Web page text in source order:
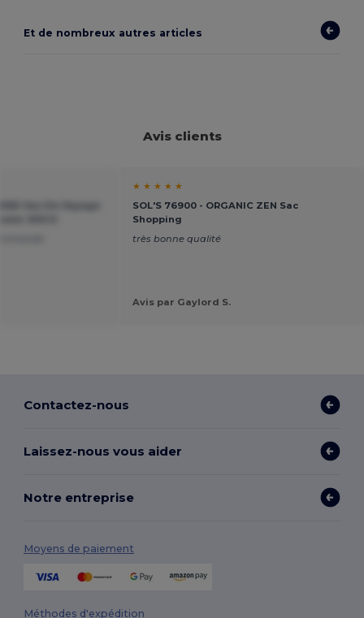
Et de nombreux autres articles
Avis clients
★ ★ ★ ★ ★
SOL'S 76900 - ORGANIC ZEN Sac
Shopping
très bonne qualité
Avis par Gaylord S.
Contactez-nous
Laissez-nous vous aider
Notre entreprise
Moyens de paiement
Méthodes d'expédition